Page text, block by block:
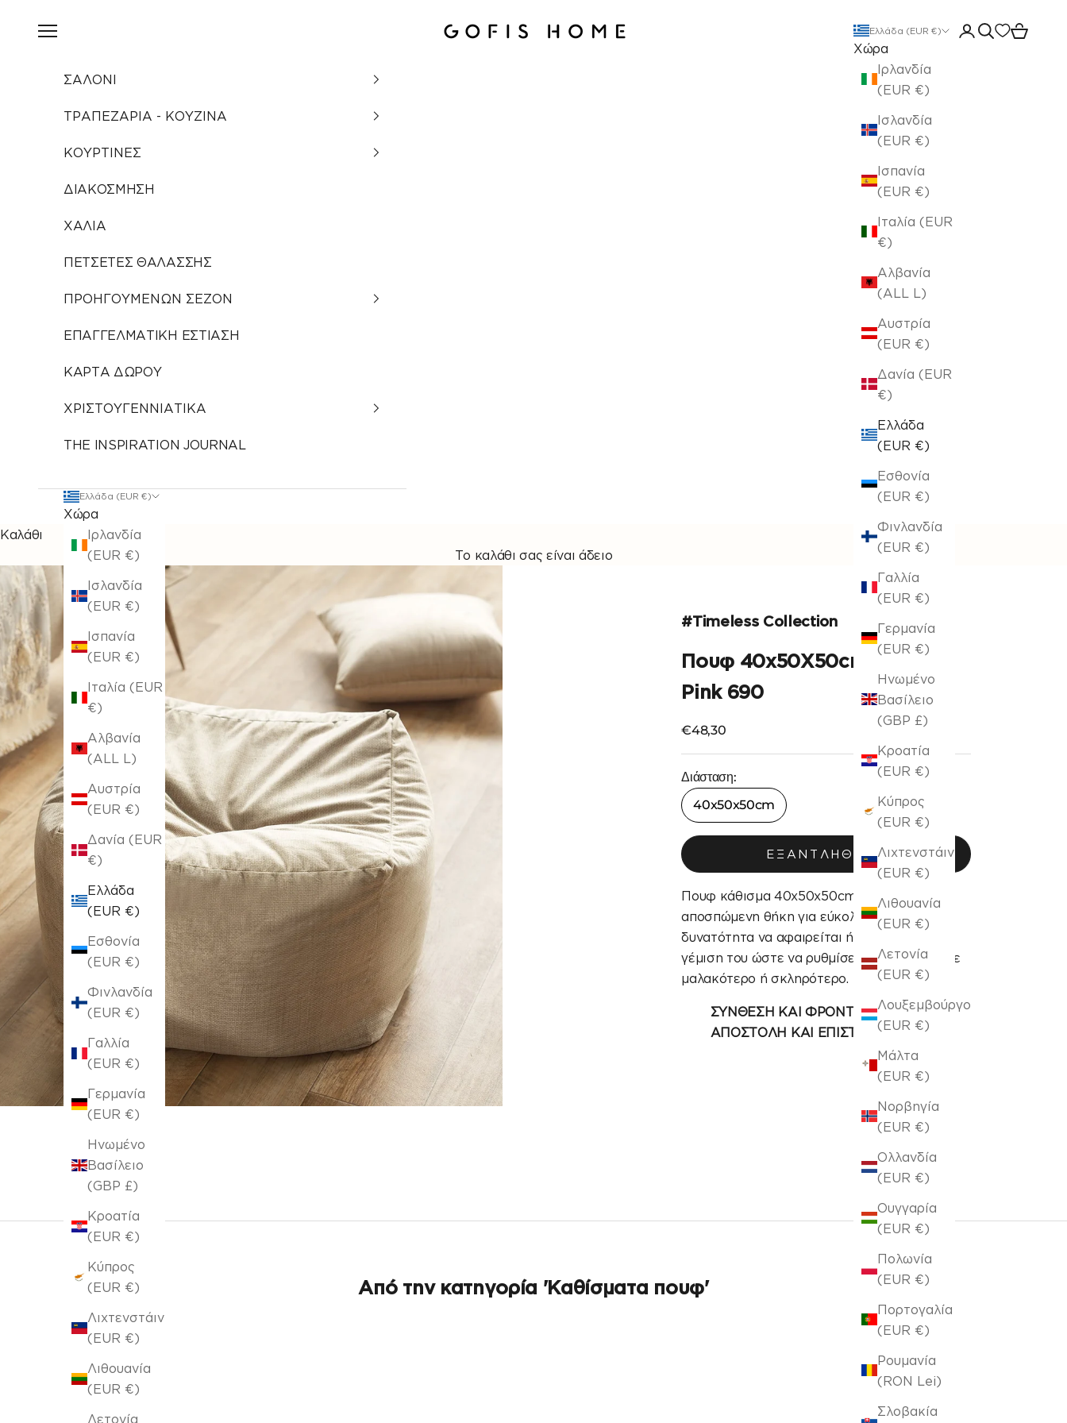
Gofis Home
Άνοιγμα μενού πλοήγησης Ελλάδα (EUR €)
Χώρα
Ιρλανδία
(EUR €)
Ισλανδία
(EUR €)
Ισπανία
(EUR €)
Ιταλία (EUR
€)
Αλβανία
(ALL L)
Αυστρία
(EUR €)
Δανία (EUR
€)
Ελλάδα
(EUR €)
Εσθονία
(EUR €)
Φινλανδία
(EUR €)
Γαλλία
(EUR €)
Γερμανία
(EUR €)
Ηνωμένο
Βασίλειο
(GBP £)
Κροατία
(EUR €)
Κύπρος
(EUR €)
Λιχτενστάιν
(EUR €)
Λιθουανία
(EUR €)
Λετονία
(EUR €)
Λουξεμβούργο
(EUR €)
Μάλτα
(EUR €)
Νορβηγία
(EUR €)
Ολλανδία
(EUR €)
Ουγγαρία
(EUR €)
Πολωνία
(EUR €)
Πορτογαλία
(EUR €)
Ρουμανία
(RON Lei)
Σλοβακία
Άνοιγμα σελίδας
ΆνοιγμαΆνοιγμα
ΣΑΛΟΝΙ
ΤΡΑΠΕΖΑΡΙΑ - ΚΟΥΖΙΝΑ
ΚΟΥΡΤΙΝΕΣ
ΔΙΑΚΟΣΜΗΣΗ
ΧΑΛΙΑ
ΠΕΤΣΕΤΕΣ ΘΑΛΑΣΣΗΣ
ΠΡΟΗΓΟΥΜΕΝΩΝ ΣΕΖΟΝ
ΕΠΑΓΓΕΛΜΑΤΙΚΗ ΕΣΤΙΑΣΗ
ΚΑΡΤΑ ΔΩΡΟΥ
ΧΡΙΣΤΟΥΓΕΝΝΙΑΤΙΚΑ
THE INSPIRATION JOURNAL
Ελλάδα (EUR €)
Χώρα
Ιρλανδία
(EUR €)
Ισλανδία
(EUR €)
Ισπανία
(EUR €)
Ιταλία (EUR
€)
Αλβανία
(ALL L)
Αυστρία
(EUR €)
Δανία (EUR
€)
Ελλάδα
(EUR €)
Εσθονία
(EUR €)
Φινλανδία
(EUR €)
Γαλλία
(EUR €)
Γερμανία
(EUR €)
Ηνωμένο
Βασίλειο
(GBP £)
Κροατία
(EUR €)
Κύπρος
(EUR €)
Λιχτενστάιν
(EUR €)
Λιθουανία
(EUR €)
Λετονία
Καλάθι
Το καλάθι σας είναι άδειο
#Timeless Collection
Πουφ 40x50X50cm Apple
Pink 690
Τιμή πώλησης
€48,30
Διάσταση:
40x50x50cm
ΕΞΑΝΤΛΉΘΗΚΕ
Πουφ κάθισμα 40x50x50cm βελούδινη
αποσπώμενη θήκη για εύκολο πλύσιμο. Με
δυνατότητα να αφαιρείται ή να ενισχύεται η
γέμιση του ώστε να ρυθμίσετε το κάθισμά σε
μαλακότερο ή σκληρότερο.
ΣΥΝΘΕΣΗ ΚΑΙ ΦΡΟΝΤΙΔΑ
ΑΠΟΣΤΟΛΗ ΚΑΙ ΕΠΙΣΤΡΟΦΗ
Από την κατηγορία 'Καθίσματα πουφ'